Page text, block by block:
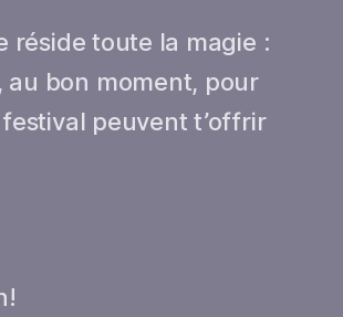
réside toute la magie :
bon moment, pour
peuvent t’offrir